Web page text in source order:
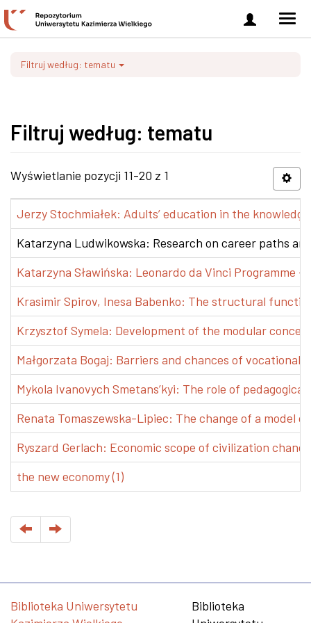
Zaloguj
się
Filtruj według: tematu
Filtruj według: tematu
Wyświetlanie pozycji 11-20 z 1
Jerzy Stochmiałek: Adults’ education in the
Katarzyna Ludwikowska: Research on career paths
Katarzyna Sławińska: Leonardo da Vinci Programme
Krasimir Spirov, Inesa Babenko: The structural
Krzysztof Symela: Development of the modular
Małgorzata Bogaj: Barriers and chances of vocational
Mykola Ivanovych Smetans’kyi: The role of
Renata Tomaszewska-Lipiec: The change of a model
Ryszard Gerlach: Economic scope of civilization
the new economy (1)
Biblioteka Uniwersytetu
Biblioteka